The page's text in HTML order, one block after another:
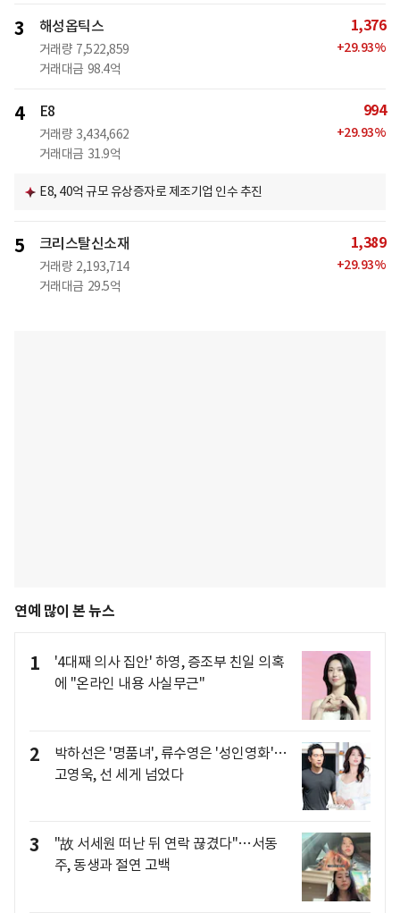
3 해성옵틱스
거래량 7,522,859
거래대금 98.4억
1,376
+29.93%
4 E8
거래량 3,434,662
거래대금 31.9억
994
+29.93%
E8, 40억 규모 유상증자로 제조기업 인수 추진
5 크리스탈신소재
거래량 2,193,714
거래대금 29.5억
1,389
+29.93%
연예 많이 본 뉴스
1
'4대째 의사 집안' 하영, 증조부 친일 의혹
에 "온라인 내용 사실무근"
2
박하선은 '명품녀', 류수영은 '성인영화'…
고영욱, 선 세게 넘었다
3
"故 서세원 떠난 뒤 연락 끊겼다"…서동
주, 동생과 절연 고백